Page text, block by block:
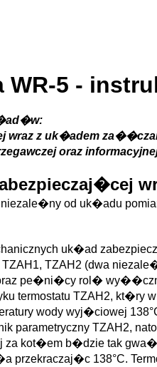
WR-5 -
wraz z uk�adem
oraz
od uk�adu
uk�ad
TZAH2 (dwa
pe�ni�cy rol�
termostatu TZAH2, kt�ry
wody wyj�ciowej
TZAH2,
za kot�em b�dzie tak
138°C.